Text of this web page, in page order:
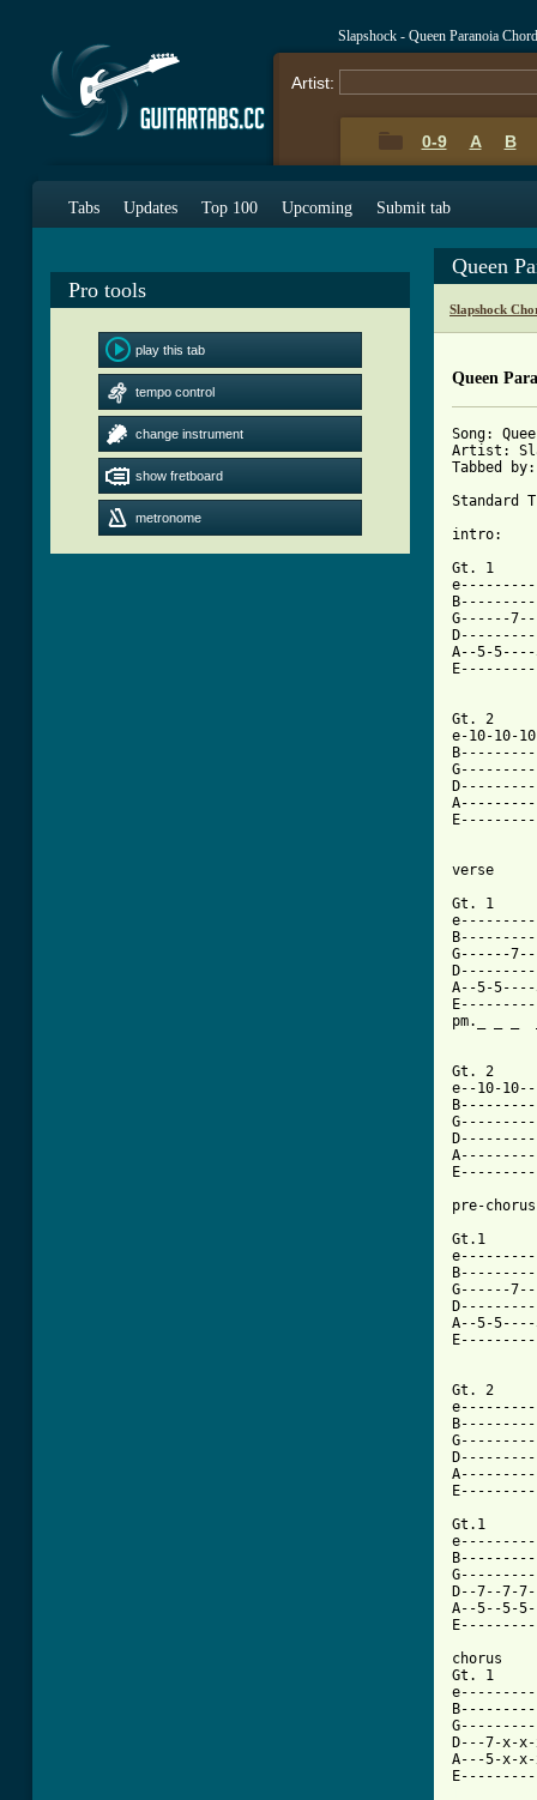
Slapshock - Queen Paranoia
Artist:
0-9 A B
Tabs Updates Top 100 Upcoming Submit tab
Pro tools
play this tab
tempo control
change instrument
show fretboard
metronome
Queen
Slapshock
Queen
Song:
Artist:
Tabbed by:
Standard
intro:
Gt. 1
G------
A--5-
Gt. 2
e-10-
verse
Gt. 1
G------
A--5-
pm._ _ _
Gt. 2
e--10-
pre-chorus
Gt.1
G------
A--5-
Gt. 2
Gt.1
D--7--7-
A--5--5-
chorus
Gt. 1
D---7-x-
A---5-x-